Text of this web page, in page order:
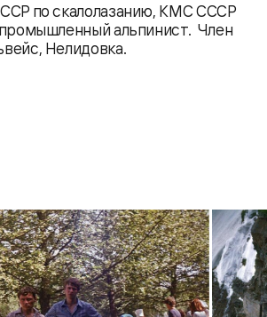
по скалолазанию, КМС СССР
альпинист. Член
Нелидовка.